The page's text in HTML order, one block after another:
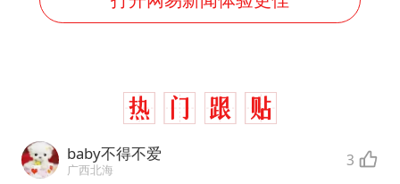
baby不得不爱
广西北海 3